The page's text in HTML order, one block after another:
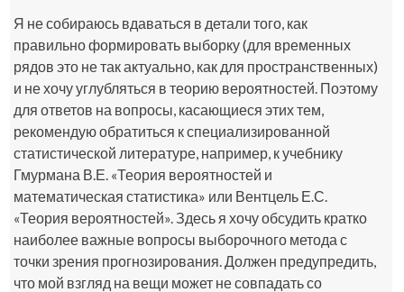
Я не собираюсь вдаваться в детали того, как
правильно формировать выборку (для временных
рядов это не так актуально, как для пространственных)
и не хочу углубляться в теорию вероятностей. Поэтому
для ответов на вопросы, касающиеся этих тем,
рекомендую обратиться к специализированной
статистической литературе, например, к учебнику
Гмурмана В.Е. «Теория вероятностей и
математическая статистика» или Вентцель Е.С.
«Теория вероятностей». Здесь я хочу обсудить кратко
наиболее важные вопросы выборочного метода с
точки зрения прогнозирования. Должен предупредить,
что мой взгляд на вещи может не совпадать со